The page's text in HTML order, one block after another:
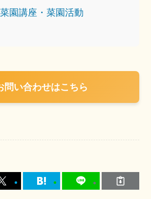
菜園講座・菜園活動
問い合わせはこちら